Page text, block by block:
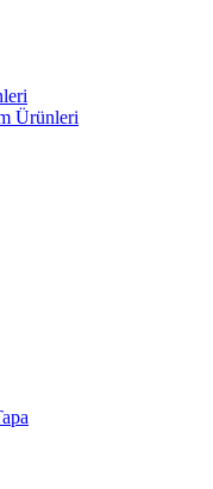
Ürünleri